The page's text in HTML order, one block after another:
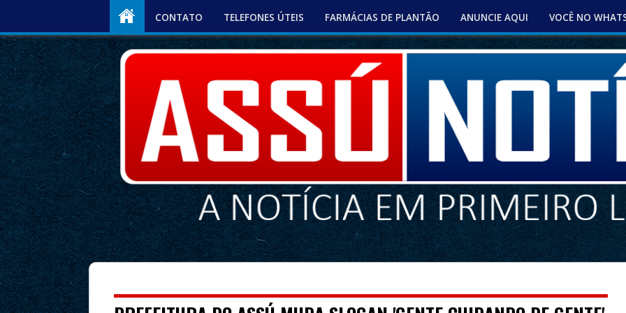
CONTATO TELEFONES ÚTEIS FARMÁCIAS DE PLANTÃO ANUNCIE AQUI VOCÊ NO